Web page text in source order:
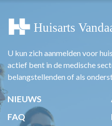
U kun zich aanmelden voor
actief bent in de medische
belangstellenden of als
NIEUWS
FAQ